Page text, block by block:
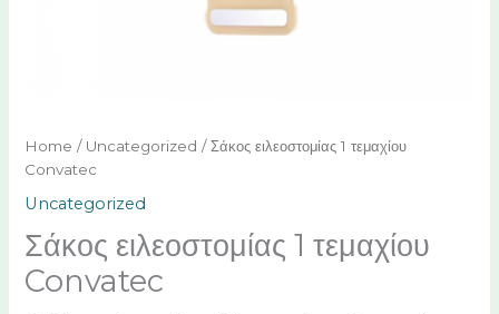
Home / Uncategorized / Σάκος ειλεοστομίας 1 τεμαχίου
Convatec
Uncategorized
Σάκος ειλεοστομίας 1 τεμαχίου
Convatec